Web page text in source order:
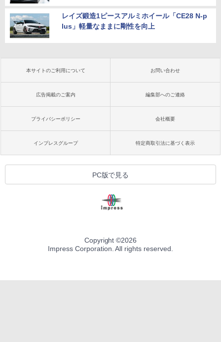
レイズ鍛造1ピースアルミホイール「CE28 N-p
lus」軽量なままに剛性を向上
本サイトのご利用について お問い合わせ
広告掲載のご案内 編集部へのご連絡
プライバシーポリシー 会社概要
インプレスグループ 特定商取引法に基づく表示
PC版で見る
Copyright ©2026
Impress Corporation. All rights reserved.